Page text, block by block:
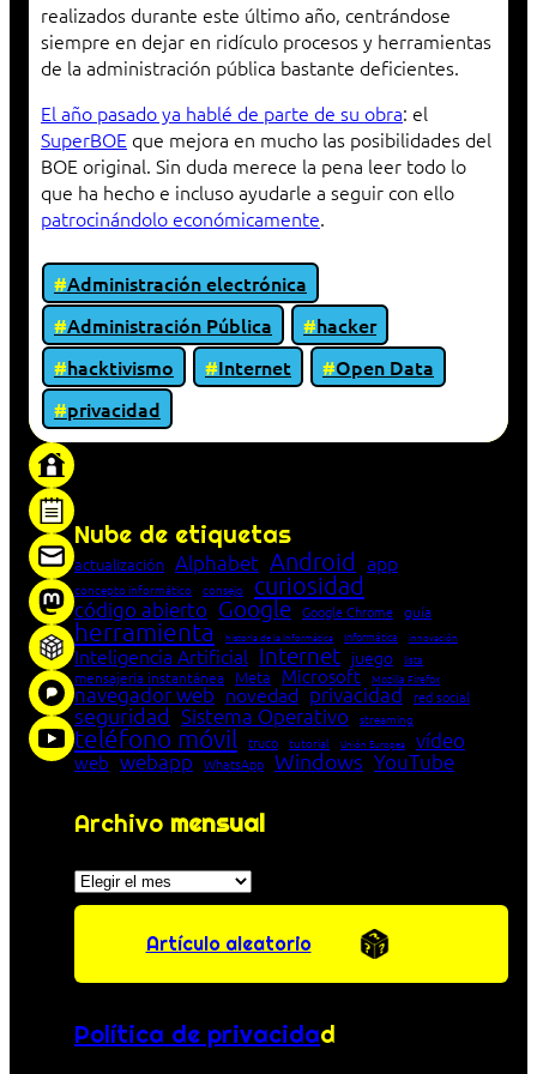
realizados durante este último año, centrándose
siempre en dejar en ridículo procesos y herramientas
de la administración pública bastante deficientes.
El año pasado ya hablé de parte de su obra: el
SuperBOE que mejora en mucho las posibilidades del
BOE original. Sin duda merece la pena leer todo lo
que ha hecho e incluso ayudarle a seguir con ello
patrocinándolo económicamente.
Administración electrónica
Administración Pública
hacker
hacktivismo
Internet
Open Data
privacidad
Nube de etiquetas
actualización Alphabet Android app
concepto informático consejo curiosidad
código abierto Google Google Chrome guía
herramienta historia de la Informática Informática innovación
Inteligencia Artificial Internet juego lista
mensajería instantánea Meta Microsoft Mozilla Firefox
navegador web novedad privacidad red social
seguridad Sistema Operativo streaming
teléfono móvil truco tutorial Unión Europea vídeo
web webapp WhatsApp Windows YouTube
Archivo mensual
Archivos
Artículo aleatorio
Política de privacidad